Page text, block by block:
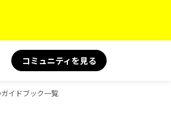
コミュニティを見る
イドブック一覧